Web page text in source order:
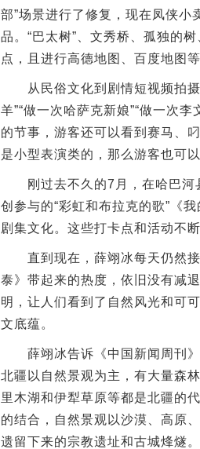
部”场景进行了修复，现在凤侠小
品。“巴太树”、文秀桥、孤独的
点，且进行高德地图、百度地图
从民俗文化到剧情短视频拍摄
羊”“做一次哈萨克新娘”“做一次
的节事，游客还可以看到赛马、
是小型表演类的，那么游客也可以
刚过去不久的7月，在哈巴河
创参与的“彩虹和布拉克的歌”《
剧集文化。这些打卡点和活动不
直到现在，薛翊冰每天仍然接
泰》带起来的热度，依旧没有减
明，让人们看到了自然风光和可
文底蕴。
薛翊冰告诉《中国新闻周刊》
北疆以自然景观为主，有大量森
里木湖和伊犁草原等都是北疆的
的结合，自然景观以沙漠、高原
遗留下来的宗教遗址和古城烽燧。